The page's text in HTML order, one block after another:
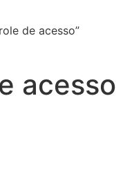
de acesso”
acesso